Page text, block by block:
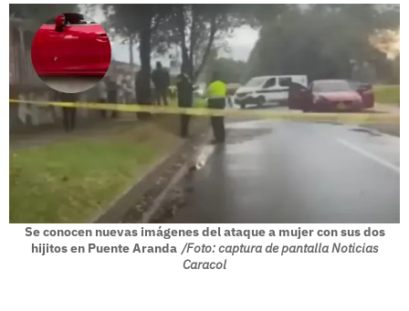
Se conocen nuevas imágenes del ataque a mujer con sus dos
hijitos en Puente Aranda /Foto: captura de pantalla Noticias
Caracol